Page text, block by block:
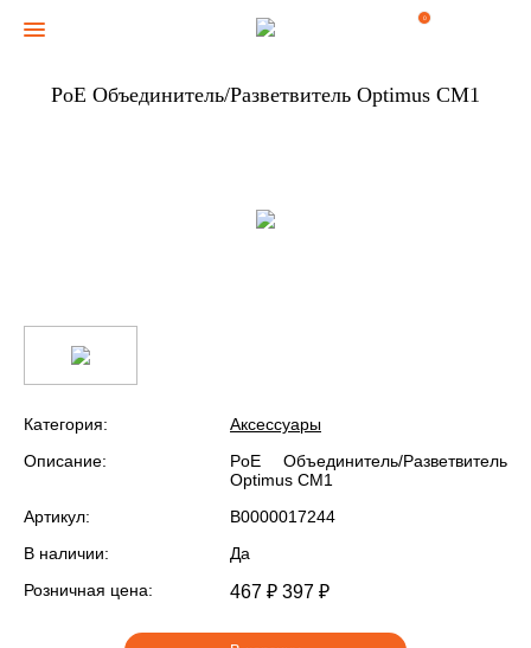
0
PoE Объединитель/Разветвитель Optimus CM1
Категория:
Аксессуары
Описание:
PoE Объединитель/Разветвитель
Optimus CM1
Артикул:
В0000017244
В наличии:
Да
Розничная цена:
467 ₽ 397 ₽